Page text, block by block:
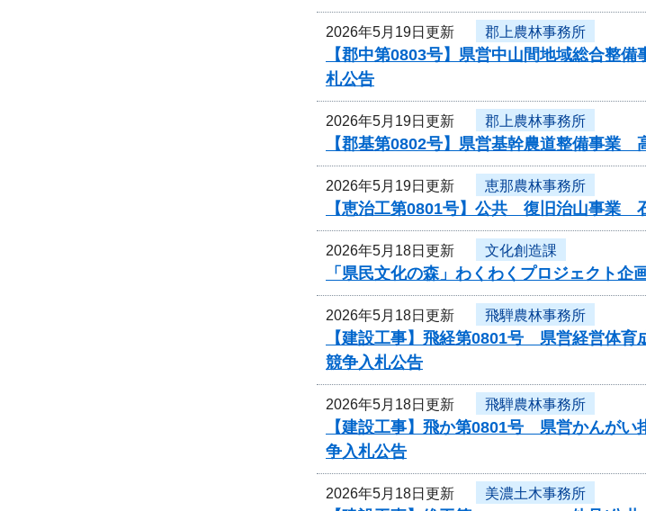
2026年5月19日更新 郡上農林事務所
【郡中第0803号】県営中山間地域総合整
札公告
2026年5月19日更新 郡上農林事務所
【郡基第0802号】県営基幹農道整備事業
2026年5月19日更新 恵那農林事務所
【恵治工第0801号】公共 復旧治山事業
2026年5月18日更新 文化創造課
「県民文化の森」わくわくプロジェクト企
2026年5月18日更新 飛騨農林事務所
【建設工事】飛経第0801号 県営経営体
競争入札公告
2026年5月18日更新 飛騨農林事務所
【建設工事】飛か第0801号 県営かんが
争入札公告
2026年5月18日更新 美濃土木事務所